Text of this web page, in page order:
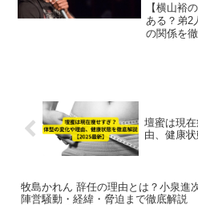
【横山裕
ある？弟2
の関係を
壇蜜は現
由、健康状
牧島かれん 辞任の理由とは？小泉進
陣営騒動・経緯・脅迫まで徹底解説